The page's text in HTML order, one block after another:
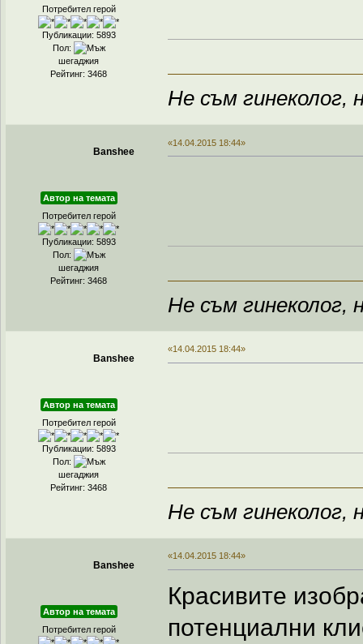
Потребител герой
Публикации: 5893
Пол:
шегаджия
Рейтинг: 3468
Не съм гинеколог,
Banshee
Автор на темата
Потребител герой
Публикации: 5893
Пол:
шегаджия
Рейтинг: 3468
«14.04.2015 18:44»
Не съм гинеколог,
Banshee
Автор на темата
Потребител герой
Публикации: 5893
Пол:
шегаджия
Рейтинг: 3468
«14.04.2015 18:44»
Не съм гинеколог,
Banshee
Автор на темата
Потребител герой
«14.04.2015 18:44»
Красивите
потенциални